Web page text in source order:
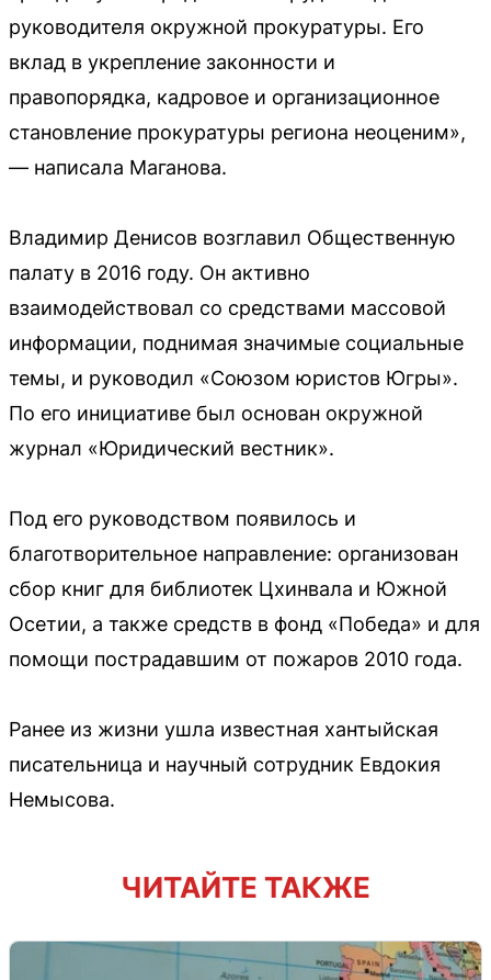
руководителя окружной прокуратуры. Его
вклад в укрепление законности и
правопорядка, кадровое и организационное
становление прокуратуры региона неоценим»,
— написала Маганова.
Владимир Денисов возглавил Общественную
палату в 2016 году. Он активно
взаимодействовал со средствами массовой
информации, поднимая значимые социальные
темы, и руководил «Союзом юристов Югры».
По его инициативе был основан окружной
журнал «Юридический вестник».
Под его руководством появилось и
благотворительное направление: организован
сбор книг для библиотек Цхинвала и Южной
Осетии, а также средств в фонд «Победа» и для
помощи пострадавшим от пожаров 2010 года.
Ранее из жизни ушла известная хантыйская
писательница и научный сотрудник Евдокия
Немысова.
ЧИТАЙТЕ ТАКЖЕ